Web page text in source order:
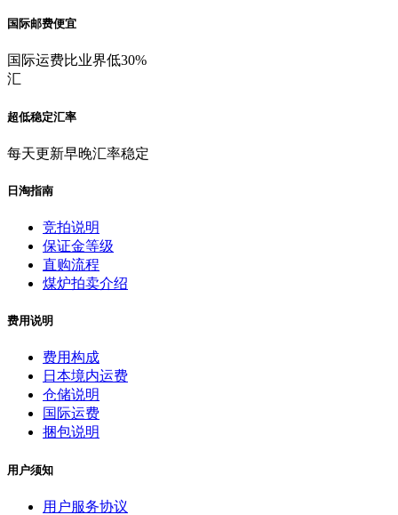
国际邮费便宜
国际运费比业界低30%
汇
超低稳定汇率
每天更新早晚汇率稳定
日淘指南
竞拍说明
保证金等级
直购流程
煤炉拍卖介绍
费用说明
费用构成
日本境内运费
仓储说明
国际运费
捆包说明
用户须知
用户服务协议